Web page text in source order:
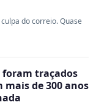
do correio. Quase
foram traçados
mais de 300 anos